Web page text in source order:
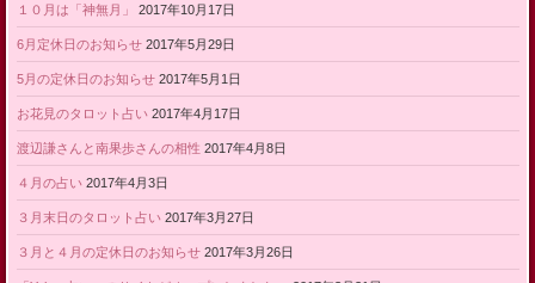
１０月は「神無月」 2017年10月17日
6月定休日のお知らせ 2017年5月29日
5月の定休日のお知らせ 2017年5月1日
お花見のタロット占い 2017年4月17日
渡辺謙さんと南果歩さんの相性 2017年4月8日
４月の占い 2017年4月3日
３月末日のタロット占い 2017年3月27日
３月と４月の定休日のお知らせ 2017年3月26日